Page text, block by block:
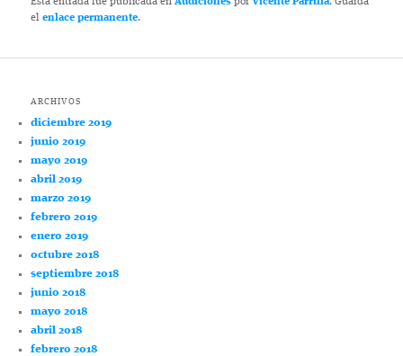
elenlace permanente.
ARCHIVOS
diciembre 2019
junio 2019
mayo 2019
abril 2019
marzo 2019
febrero 2019
enero 2019
octubre 2018
septiembre 2018
junio 2018
mayo 2018
abril 2018
febrero 2018